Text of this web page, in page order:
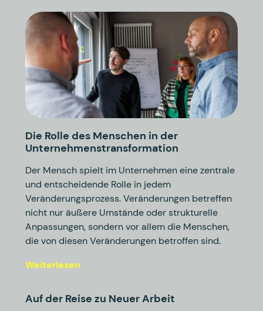
Die Rolle des Menschen in der
Unternehmenstransformation
Der Mensch spielt im Unternehmen eine zentrale
und entscheidende Rolle in jedem
Veränderungsprozess. Veränderungen betreffen
nicht nur äußere Umstände oder strukturelle
Anpassungen, sondern vor allem die Menschen,
die von diesen Veränderungen betroffen sind.
Weiterlesen
Auf der Reise zu Neuer Arbeit